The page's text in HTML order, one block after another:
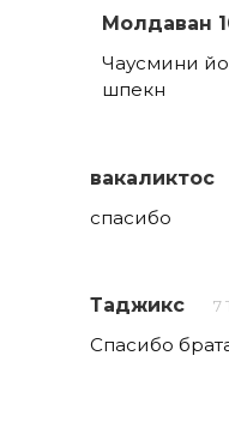
Молдаван
Чаусмини
шпекн
вакаликтос
спасибо
Таджикс 7
Спасибо